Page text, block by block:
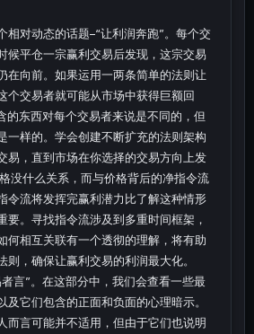
相对动态的话题–“让利润奔跑”。每个交
候平仓一宗赢利交易后发现，这宗交易
在向前。如果运用一两条简单的法则让
个交易者就可能从市场中获得巨额回
的东西对每个交易者来说是不同的，但
一样的。学会创建不断扩充的法则架构
易，直到市场在你选择的交易方向上发
没什么关系，而与价格背后的净指令流
令流将发挥完赢利潜力比了解这种情形
要。寻找指令流涉及到多重时间框架，
何相互关联有一个透彻的理解，将有助
则，确保让赢利交易的利润最大化。
言”。在这部分中，我们会查看一些最
及它们包含的正面和负面的心理暗示。
而言可能并不适用，但由于它们也说明